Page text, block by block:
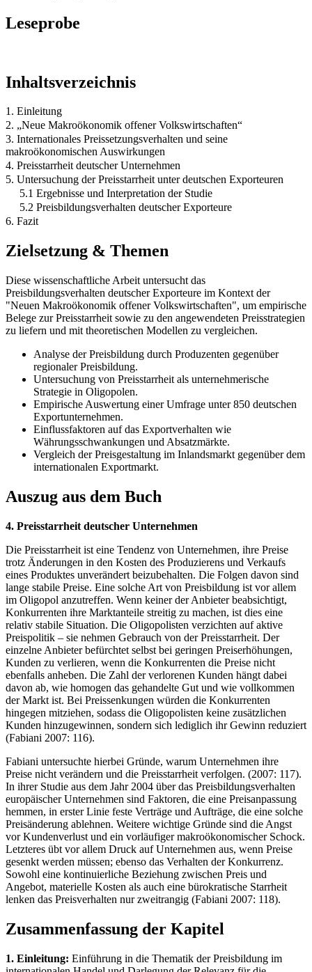
Leseprobe
Inhaltsverzeichnis
1. Einleitung
2. „Neue Makroökonomik offener Volkswirtschaften“
3. Internationales Preissetzungsverhalten und seine
makroökonomischen Auswirkungen
4. Preisstarrheit deutscher Unternehmen
5. Untersuchung der Preisstarrheit unter deutschen Exporteuren
5.1 Ergebnisse und Interpretation der Studie
5.2 Preisbildungsverhalten deutscher Exporteure
6. Fazit
Zielsetzung & Themen
Diese wissenschaftliche Arbeit untersucht das
Preisbildungsverhalten deutscher Exporteure im Kontext der
"Neuen Makroökonomik offener Volkswirtschaften", um empirische
Belege zur Preisstarrheit sowie zu den angewendeten Preisstrategien
zu liefern und mit theoretischen Modellen zu vergleichen.
Analyse der Preisbildung durch Produzenten gegenüber
regionaler Preisbildung.
Untersuchung von Preisstarrheit als unternehmerische
Strategie in Oligopolen.
Empirische Auswertung einer Umfrage unter 850 deutschen
Exportunternehmen.
Einflussfaktoren auf das Exportverhalten wie
Währungsschwankungen und Absatzmärkte.
Vergleich der Preisgestaltung im Inlandsmarkt gegenüber dem
internationalen Exportmarkt.
Auszug aus dem Buch
4. Preisstarrheit deutscher Unternehmen
Die Preisstarrheit ist eine Tendenz von Unternehmen, ihre Preise
trotz Änderungen in den Kosten des Produzierens und Verkaufs
eines Produktes unverändert beizubehalten. Die Folgen davon sind
lange stabile Preise. Eine solche Art von Preisbildung ist vor allem
im Oligopol anzutreffen. Wenn keiner der Anbieter beabsichtigt,
Konkurrenten ihre Marktanteile streitig zu machen, ist dies eine
relativ stabile Situation. Die Oligopolisten verzichten auf aktive
Preispolitik – sie nehmen Gebrauch von der Preisstarrheit. Der
einzelne Anbieter befürchtet selbst bei geringen Preiserhöhungen,
Kunden zu verlieren, wenn die Konkurrenten die Preise nicht
ebenfalls anheben. Die Zahl der verlorenen Kunden hängt dabei
davon ab, wie homogen das gehandelte Gut und wie vollkommen
der Markt ist. Bei Preissenkungen würden die Konkurrenten
hingegen mitziehen, sodass die Oligopolisten keine zusätzlichen
Kunden hinzugewinnen, sondern sich lediglich ihr Gewinn reduziert
(Fabiani 2007: 116).
Fabiani untersuchte hierbei Gründe, warum Unternehmen ihre
Preise nicht verändern und die Preisstarrheit verfolgen. (2007: 117).
In ihrer Studie aus dem Jahr 2004 über das Preisbildungsverhalten
europäischer Unternehmen sind Faktoren, die eine Preisanpassung
hemmen, in erster Linie feste Verträge und Aufträge, die eine solche
Preisänderung ablehnen. Weitere wichtige Gründe sind die Angst
vor Kundenverlust und ein vorläufiger makroökonomischer Schock.
Letzteres übt vor allem Druck auf Unternehmen aus, wenn Preise
gesenkt werden müssen; ebenso das Verhalten der Konkurrenz.
Sowohl eine kontinuierliche Beziehung zwischen Preis und
Angebot, materielle Kosten als auch eine bürokratische Starrheit
lenken das Preisverhalten nur zweitrangig (Fabiani 2007: 118).
Zusammenfassung der Kapitel
1. Einleitung: Einführung in die Thematik der Preisbildung im